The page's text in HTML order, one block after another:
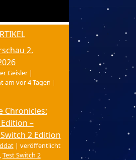
2.
Geisler|
am vor 4 Tagen |
Chronicles:
–
2 Edition
| veröffentlicht
Test Switch 2